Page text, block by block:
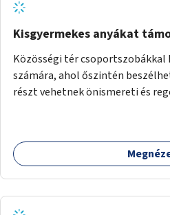
Kisgyermekes anyákat
Közösségi tér csoportszobákkal
számára, ahol őszintén
részt vehetnek önismereti és